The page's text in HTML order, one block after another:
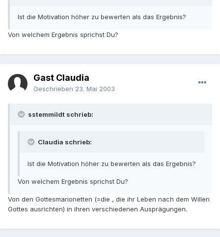
Ist die Motivation höher zu bewerten als das Ergebnis?
Von welchem Ergebnis sprichst Du?
Gast Claudia
Geschrieben 23. Mai 2003
sstemmildt schrieb:
Claudia schrieb:
Ist die Motivation höher zu bewerten als das Ergebnis?
Von welchem Ergebnis sprichst Du?
Von den Gottesmarionetten (=die , die ihr Leben nach dem Willen
Gottes ausrichten) in ihren verschiedenen Ausprägungen.